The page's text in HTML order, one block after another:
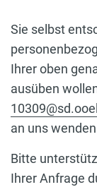
Sie selbst
Ihrer oben
ausüben
an uns
Bitte
Ihrer Anfrage